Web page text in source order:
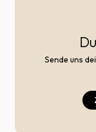
Sende uns